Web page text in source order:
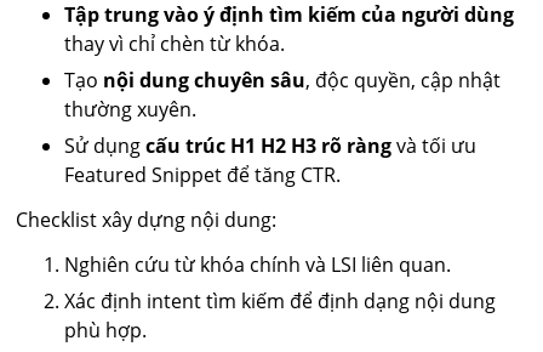
Tập trung vào ý định tìm kiếm của người dùng
thay vì chỉ chèn từ khóa.
Tạo nội dung chuyên sâu, độc quyền, cập nhật
thường xuyên.
Sử dụngcấu trúc H1 H2 H3 rõ ràngvà tối ưu
Featured Snippet để tăng CTR.
Checklist xây dựng nội dung:
Nghiên cứu từ khóa chính và LSI liên quan.
Xác định intent tìm kiếm để định dạng nội dung
phù hợp.